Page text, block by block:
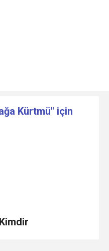
Kürtmü" için